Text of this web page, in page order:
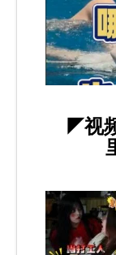
◤视